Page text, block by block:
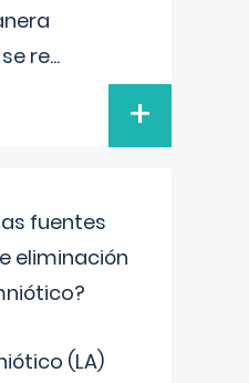
re...
+
fuentes
eliminación
(LA)